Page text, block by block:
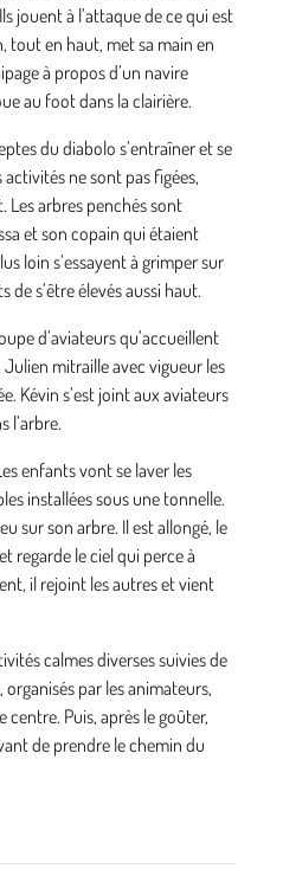
jouent à l’attaque de ce qui est
tout en haut, met sa main en
à propos d’un navire
au foot dans la clairière.
du diabolo s’entraîner et se
ne sont pas figées,
arbres penchés sont
et son copain qui étaient
loin s’essayent à grimper sur
s’être élevés aussi haut.
d’aviateurs qu’accueillent
mitraille avec vigueur les
Kévin s’est joint aux aviateurs
l’arbre.
enfants vont se laver les
installées sous une tonnelle.
sur son arbre. Il est allongé, le
regarde le ciel qui perce à
il rejoint les autres et vient
calmes diverses suivies de
par les animateurs,
Puis, après le goûter,
de prendre le chemin du